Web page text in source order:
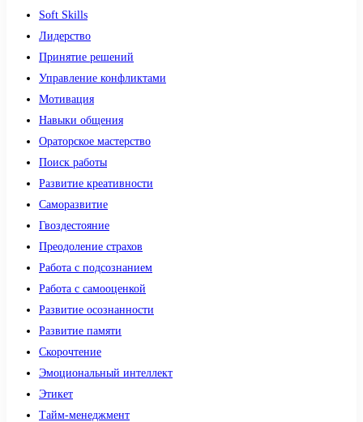
Soft Skills
Лидерство
Принятие решений
Управление конфликтами
Мотивация
Навыки общения
Ораторское мастерство
Поиск работы
Развитие креативности
Саморазвитие
Гвоздестояние
Преодоление страхов
Работа с подсознанием
Работа с самооценкой
Развитие осознанности
Развитие памяти
Скорочтение
Эмоциональный интеллект
Этикет
Тайм-менеджмент